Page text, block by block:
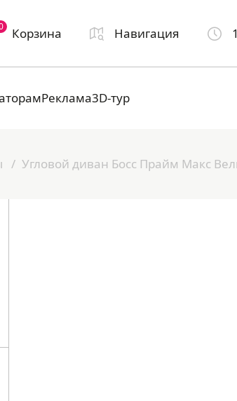
Корзина Навигация
Реклама3D-тур
Угловой диван Босс Прайм Макс